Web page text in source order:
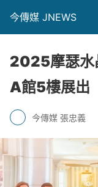
今傳媒 JNEWS
2025摩瑟水
A館5樓展出
今傳媒 張忠義